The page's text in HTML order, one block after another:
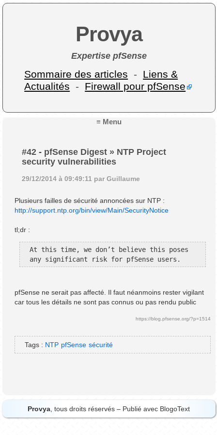
Provya
Expertise pfSense
Sommaire des articles - Liens &
Actualités - Firewall pour pfSense
≡ Menu
#42 - pfSense Digest » NTP Project
security vulnerabilities
29/12/2014 à 09:49:11 par Guillaume
Plusieurs failles de sécurité annoncées sur NTP :
http://support.ntp.org/bin/view/Main/SecurityNotice
tl;dr :
At this time, we don’t believe this poses
any significant risk for pfSense users.
pfSense ne serait pas affecté. Il faut néanmoins rester vigilant
car tous les détails ne sont pas connus ou pas rendu public
https://blog.pfsense.org/?p=1514
Tags : NTP pfSense sécurité
Provya, tous droits réservés – Publié avec BlogoText